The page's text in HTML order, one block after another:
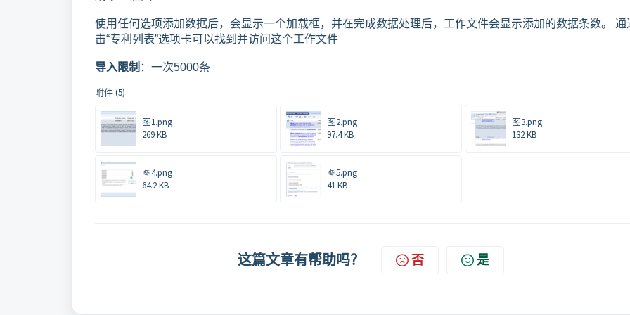
使用任何选项添加数据后，会显示一个加载框，并在完成数据处理后，工作文件会显示添加的数据条数。 通
击“专利列表”选项卡可以找到并访问这个工作文件
导入限制 ：一次5000条
附件 (5)
图1.png
269 KB
图2.png
97.4 KB
图3.png
132 KB
图4.png
64.2 KB
图5.png
41 KB
这篇文章有帮助吗？ 否 是